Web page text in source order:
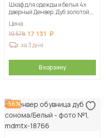
Шкаф для одежды и белья 4х
дверный Денвер, Дуб золотой,
Цена
19 578 17 131
за 3 дня
В корзину
-56%